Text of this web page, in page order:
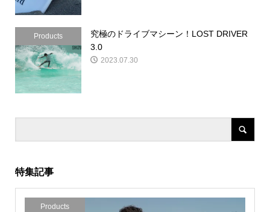
Products
究極のドライブマシーン！LOST DRIVER
3.0
2023.07.30
特集記事
Products